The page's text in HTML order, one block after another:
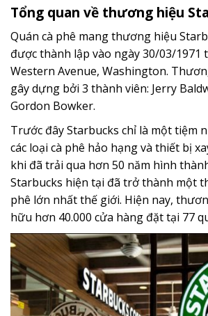
Tổng quan về thương hiệu
Quán cà phê mang thương hiệu
được thành lập vào ngày 30/03/1971
Western Avenue, Washington.
gây dựng bởi 3 thành viên: Jerry
Gordon Bowker.
Trước đây Starbucks chỉ là một tiệm
các loại cà phê hảo hạng và thiết bị
khi đã trải qua hơn 50 năm hình
Starbucks hiện tại đã trở thành một
phê lớn nhất thế giới. Hiện nay,
hữu hơn 40.000 cửa hàng đặt tại 77